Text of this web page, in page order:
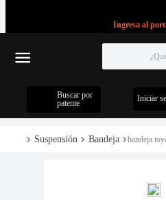
Ingresa al
Buscar por
patente
Suspensión Bandeja bandeja